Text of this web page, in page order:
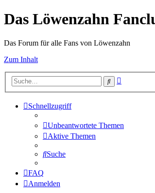
Das Löwenzahn
Das Forum für alle Fans von Löwenzahn
Zum Inhalt
Suche
Schnellzugriff
Unbeantwortete Themen
Aktive Themen
Suche
FAQ
Anmelden